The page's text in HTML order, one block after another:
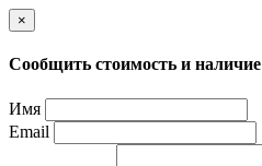
×
Сообщить стоимость и наличие
Имя
Email